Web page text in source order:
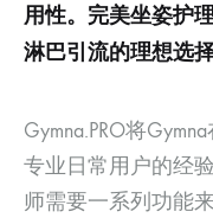
用性。完美坐姿护
淋巴引流的理想选择
Gymna.PRO将
专业日常用户的经
师需要一系列功能